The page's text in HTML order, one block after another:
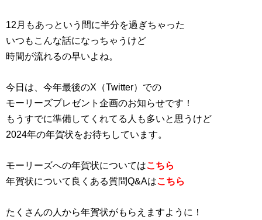
12月もあっという間に半分を過ぎちゃった
いつもこんな話になっちゃうけど
時間が流れるの早いよね。
今日は、今年最後のX（Twitter）での
モーリーズプレゼント企画のお知らせです！
もうすでに準備してくれてる人も多いと思うけど
2024年の年賀状をお待ちしています。
モーリーズへの年賀状についてはこちら
年賀状について良くある質問Q&Aはこちら
たくさんの人から年賀状がもらえますように！